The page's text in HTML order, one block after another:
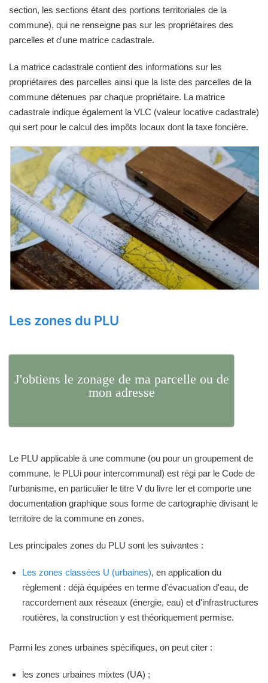
section, les sections étant des portions territoriales de la
commune), qui ne renseigne pas sur les propriétaires des
parcelles et d'une matrice cadastrale.
La matrice cadastrale contient des informations sur les
propriétaires des parcelles ainsi que la liste des parcelles de la
commune détenues par chaque propriétaire. La matrice
cadastrale indique également la VLC (valeur locative cadastrale)
qui sert pour le calcul des impôts locaux dont la taxe foncière.
Les zones du PLU
J'obtiens le zonage de ma parcelle ou de
mon adresse
Le PLU applicable à une commune (ou pour un groupement de
commune, le PLUi pour intercommunal) est régi par le Code de
l'urbanisme, en particulier le titre V du livre Ier et comporte une
documentation graphique sous forme de cartographie divisant le
territoire de la commune en zones.
Les principales zones du PLU sont les suivantes :
Les zones classées U (urbaines), en application du
règlement : déjà équipées en terme d'évacuation d'eau, de
raccordement aux réseaux (énergie, eau) et d'infrastructures
routières, la construction y est théoriquement permise.
Parmi les zones urbaines spécifiques, on peut citer :
les zones urbaines mixtes (UA) ;